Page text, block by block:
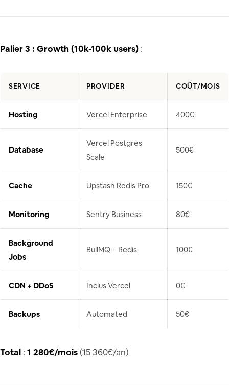
Palier 3 : Growth (10k-100k users) :
SERVICE PROVIDER COÛT/MOIS
Hosting Vercel Enterprise 400€
Database
Vercel Postgres
Scale
500€
Cache Upstash Redis Pro 150€
Monitoring Sentry Business 80€
Background
Jobs
BullMQ + Redis 100€
CDN + DDoS Inclus Vercel 0€
Backups Automated 50€
Total : 1 280€/mois(15 360€/an)